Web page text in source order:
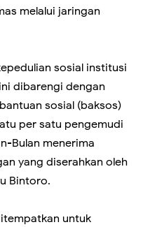
melalui jaringan
sosial institusi
dibarengi dengan
sosial (baksos)
per satu pengemudi
Bulan menerima
yang diserahkan oleh
Bintoro.
untuk